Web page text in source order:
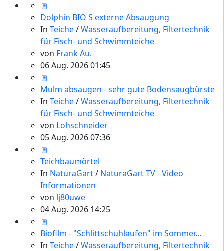
Dolphin BIO S externe Absaugung
In Teiche/Wasseraufbereitung, Filtertechnik
für Fisch- und Schwimmteiche
von Frank Au.
06 Aug. 2026 01:45
Mulm absaugen - sehr gute Bodensaugbürste
In Teiche/Wasseraufbereitung, Filtertechnik
für Fisch- und Schwimmteiche
von Lohschneider
05 Aug. 2026 07:36
Teichbaumörtel
In NaturaGart/ NaturaGart TV - Video
Informationen
von lj80uwe
04 Aug. 2026 14:25
Biofilm - "Schlittschuhlaufen" im Sommer...
In Teiche/Wasseraufbereitung, Filtertechnik